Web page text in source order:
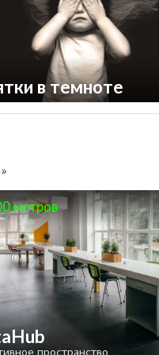
в темноте
метров
пространство